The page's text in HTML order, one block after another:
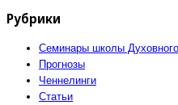
Рубрики
Семинары школы
Прогнозы
Ченнелинги
Статьи